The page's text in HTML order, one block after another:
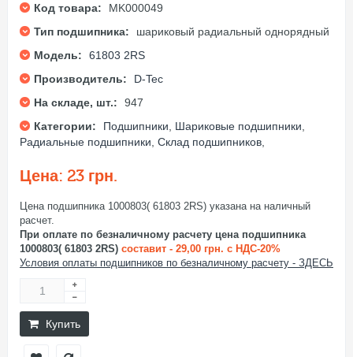
Код товара:
MK000049
Тип подшипника:
шариковый радиальный однорядный
Модель:
61803 2RS
Производитель:
D-Tec
На складе, шт.:
947
Категории:
Подшипники Шариковые подшипники
Радиальные подшипники Склад подшипников
Цена: 23 грн.
Цена подшипника 1000803( 61803 2RS) указана на наличный
расчет.
При оплате по безналичному расчету цена подшипника
1000803( 61803 2RS) составит - 29,00 грн. с НДС-20%
Условия оплаты подшипников по безналичному расчету - ЗДЕСЬ
Купить